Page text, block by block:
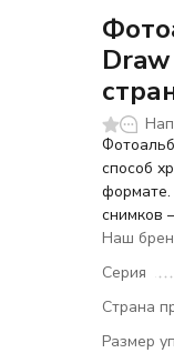
способ
формате.
снимков
Наш
Серия
Страна
Размер